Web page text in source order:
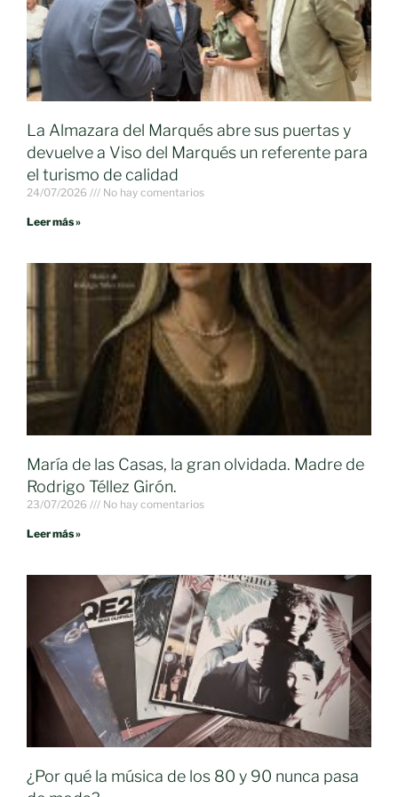
La Almazara del Marqués abre sus puertas y
devuelve a Viso del Marqués un referente para
el turismo de calidad
24/07/2026 No hay comentarios
Leer más »
María de las Casas, la gran olvidada. Madre de
Rodrigo Téllez Girón.
23/07/2026 No hay comentarios
Leer más »
¿Por qué la música de los 80 y 90 nunca pasa